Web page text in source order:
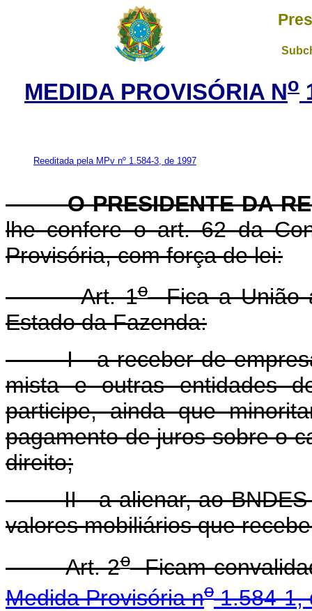
MEDIDA PROVISÓRIA No
Reeditada pela MPv nº 1.584-3, de 1997
O PRESIDENTE DA
lhe confere o art. 62 da
Provisória, com força de lei:
Art. 1oFica a União
Estado da Fazenda:
I - a receber de empresas
mista e outras entidades
participe, ainda que
pagamento de juros sobre o
direito;
II - a alienar, ao BNDES
valores mobiliários que
Art. 2oFicam
Medida Provisória no1.584-1,